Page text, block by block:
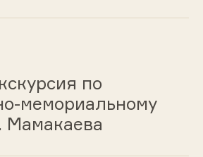
по
мемориальному